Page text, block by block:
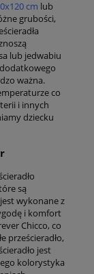
cm lub
grubości,
lub jedwabiu
ważna.
co
i innych
dziecku
są
wykonane z
i komfort
Chicco, co
prześcieradło,
jest
kolorystyka